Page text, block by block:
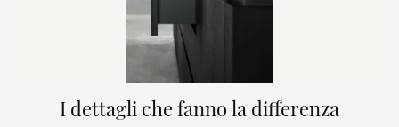
I dettagli che fanno la differenza